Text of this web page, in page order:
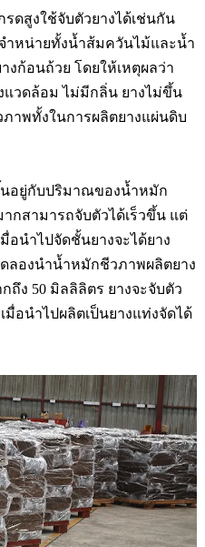
ดสูงใช้จับตัวยางได้เช่นกัน
ำหน่ายทั้งน้ำส้มควันไม้และน้ำ
ก้อนถ้วย โดยให้เหตุผลว่า
วดล้อม ไม่มีกลิ่น ยางไม่ขึ้น
าพทั้งในการผลิตยางแผ่นดิบ
นอยู่กับปริมาณของน้ำหมัก
สามารถจับตัวได้เร็วขึ้น แต่
อนำไปจัดชั้นยางจะได้ยาง
องนำน้ำหมักชีวภาพผลิตยาง
ถึง 50 มิลลิลิตร ยางจะจับตัว
อนำไปผลิตเป็นยางแท่งจัดได้